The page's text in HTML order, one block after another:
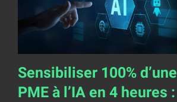
Sensibiliser 100% d’une
PME à l’IA en 4 heures :